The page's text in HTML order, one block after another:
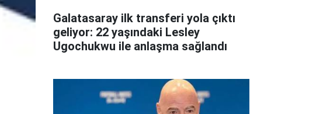
Galatasaray ilk transferi yola çıktı
geliyor: 22 yaşındaki Lesley
Ugochukwu ile anlaşma sağlandı